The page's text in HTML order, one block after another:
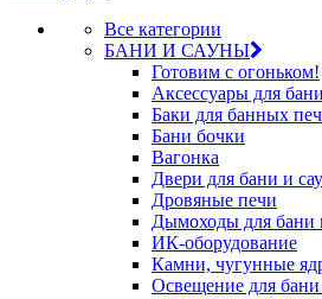
Все категории
БАНИ И САУНЫ
Готовим с огоньком!
Аксессуары для
Баки для банных
Бани бочки
Вагонка
Двери для бани и
Дровяные печи
Дымоходы для бани
ИК-оборудование
Камни, чугунные
Освещение для